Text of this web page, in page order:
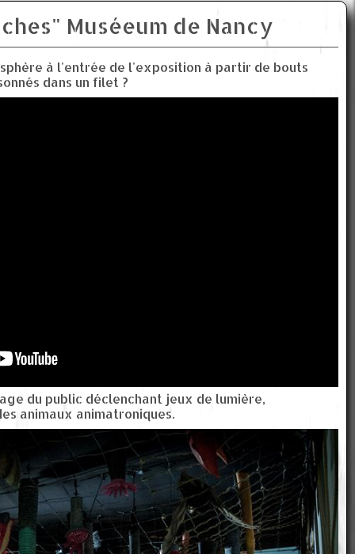
Muséeum de Nancy
à l'entrée de l'exposition à partir de bouts
dans un filet ?
du public déclenchant jeux de lumière,
animaux animatroniques.